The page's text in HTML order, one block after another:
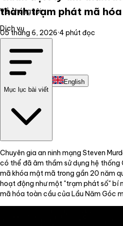
Về chúng tôi
Dịch vụ
Liên hệ
English
thành trạm phát mã
05 tháng 6, 2026·4 phút đọc
Mục lục bài viết
Chuyên gia an ninh mạng Steven
có thể đã âm thầm sử dụng hệ
mã khóa mật mã trong gần 20 năm
hoạt động như một "trạm phát số" bí
mã hóa toàn cầu của Lầu Năm Góc